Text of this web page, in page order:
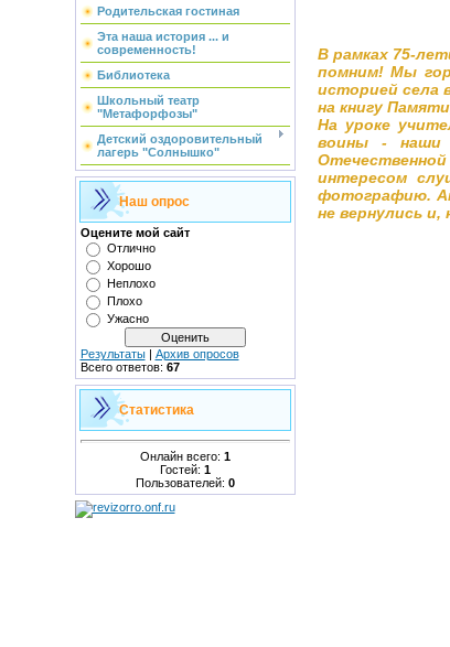
Родительская гостиная
Эта наша история ... и
современность!
Библиотека
Школьный театр
"Метафорфозы"
Детский оздоровительный
лагерь "Солнышко"
Наш опрос
Оцените мой сайт
Отлично
Хорошо
Неплохо
Плохо
Ужасно
Результаты| Архив опросов
Всего ответов: 67
Статистика
Онлайн всего: 1
Гостей: 1
Пользователей: 0
В рамках 75-
помним! Мы
историей села
на книгу
На уроке
воины - наши
интересом
фотографию.
не вернулись и,